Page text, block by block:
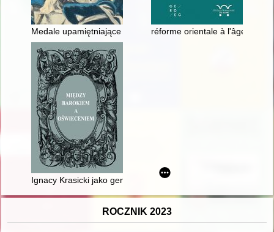
Medale upamiętniające powstanie listopadowe w zbiorach
réforme orientale à l'âge
Ignacy Krasicki jako genealog - podsumowanie
ROCZNIK 2023